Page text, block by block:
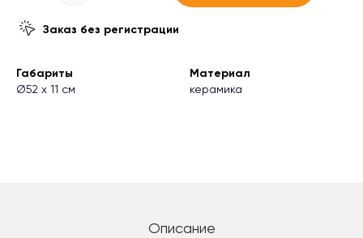
Заказ без регистрации
Габариты
Ø52 х 11 см
Материал
керамика
Описание